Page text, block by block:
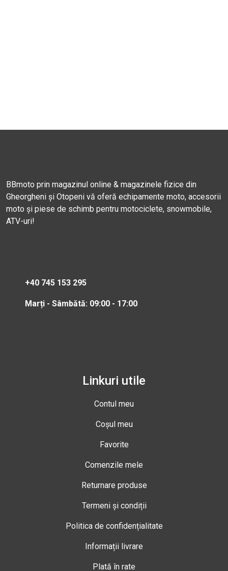
BBmoto prin magazinul online & magazinele fizice din
Gheorgheni și Otopeni vă oferă echipamente moto, accesorii
moto și piese de schimb pentru motociclete, snowmobile,
ATV-uri!
+40 745 153 295
Marți - Sâmbătă: 09:00 - 17:00
Linkuri utile
Contul meu
Coșul meu
Favorite
Comenzile mele
Returnare produse
Termeni și condiții
Politica de confidențialitate
Informații livrare
Plată în rate